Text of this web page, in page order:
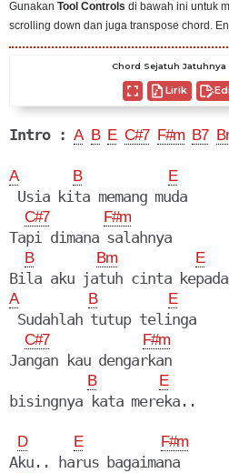
Gunakan Tool Controls di bawah ini untuk
scrolling down dan juga transpose chord.
Chord Sejatuh Jatuhnya
Lirik
Intro : A B E C#7 F#m B7
A B E
Usia kita memang muda
C#7 F#m
Tapi dimana salahnya
B Bm E
A B E
Sudahlah tutup telinga
C#7 F#m
Jangan kau dengarkan
B E
D E F#m
Aku.. harus bagaimana